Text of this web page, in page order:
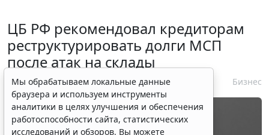
ЦБ РФ рекомендовал кредиторам
реструктурировать долги МСП
после атак на склады
10 августа 2026 16:54 Бизнес
Мы обрабатываем локальные данные
браузера и используем инструменты
аналитики в целях улучшения и обеспечения
работоспособности сайта, статистических
исследований и обзоров. Вы можете